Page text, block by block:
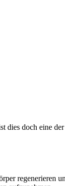
dies doch eine
regenerieren